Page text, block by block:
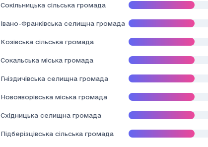
Сокільницька сільська громада
Івано-Франківська селищна громада
Козівська сільська громада
Сокальська міська громада
Гніздичівська селищна громада
Новояворівська міська громада
Східницька селищна громада
Підберізцівська сільська громада